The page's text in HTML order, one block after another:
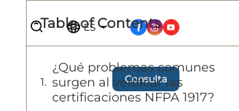
ES
Consulta
Table of Contents
¿Qué problemas comunes
surgen al verificar las
certificaciones NFPA 1917?